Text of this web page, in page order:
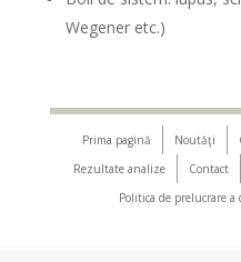
Wegener etc.)
Prima pagină Noutăţi
Rezultate analize
Contact
Politica de prelucrare a